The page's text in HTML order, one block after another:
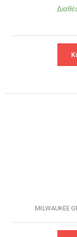
MILWAUKEE